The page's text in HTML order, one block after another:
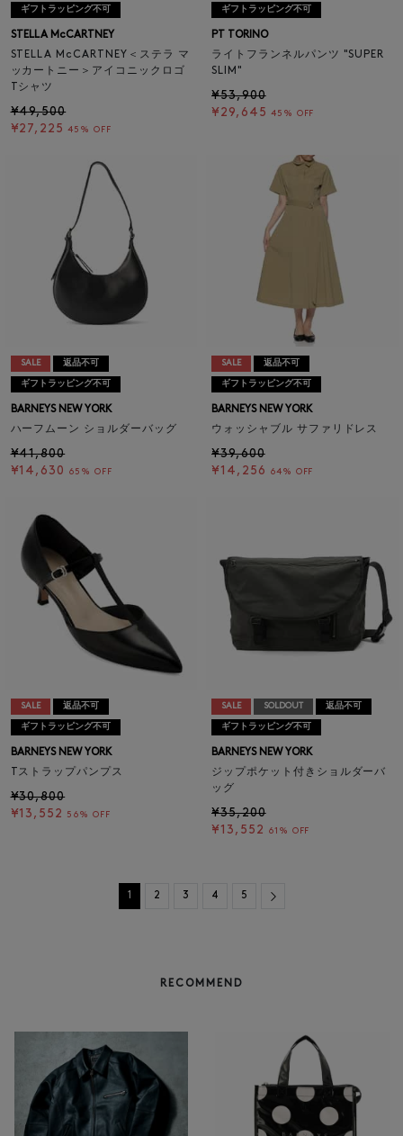
ギフトラッピング不可
STELLA McCARTNEY
STELLA McCARTNEY＜ステラ マ
ッカートニー＞アイコニックロゴ
Tシャツ
¥49,500
¥27,225 45% OFF
ギフトラッピング不可
PT TORINO
ライトフランネルパンツ "SUPER
SLIM"
¥53,900
¥29,645 45% OFF
SALE 返品不可
ギフトラッピング不可
BARNEYS NEW YORK
ハーフムーン ショルダーバッグ
¥41,800
¥14,630
65% OFF
SALE 返品不可
ギフトラッピング不可
BARNEYS NEW YORK
ウォッシャブル サファリドレス
¥39,600
¥14,256
64% OFF
SALE 返品不可
ギフトラッピング不可
BARNEYS NEW YORK
Tストラップパンプス
¥30,800
¥13,552
56% OFF
SALE SOLDOUT 返品不可
ギフトラッピング不可
BARNEYS NEW YORK
ジップポケット付きショルダーバ
ッグ
¥35,200
¥13,552
61% OFF
1 2 3 4 5 Next
RECOMMEND